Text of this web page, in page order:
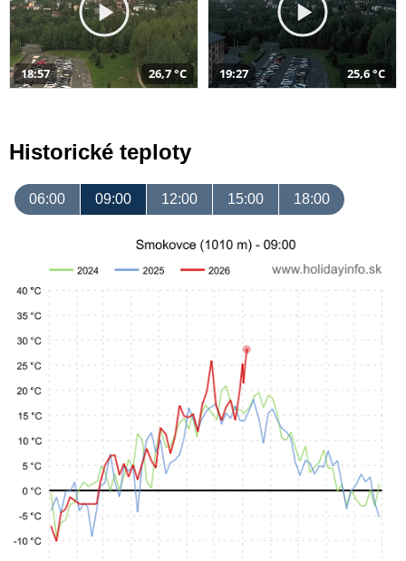
18:57 26,7 °C 19:27 25,6 °C
Historické teploty
06:00 09:00 12:00 15:00 18:00